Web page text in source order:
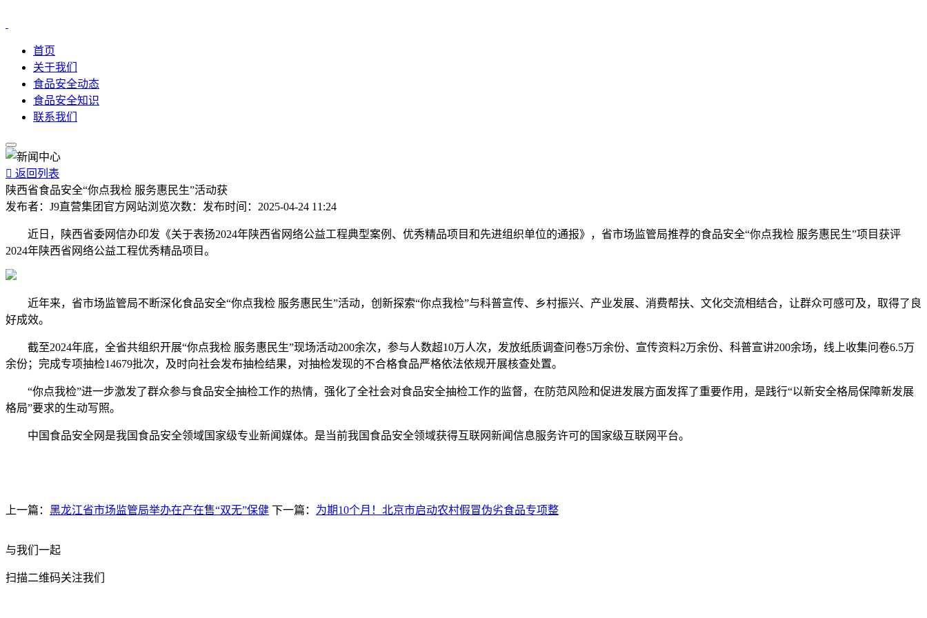
首页
关于我们
食品安全动态
食品安全知识
联系我们
 返回列表
陕西省食品安全“你点我检 服务惠民生”活动获
发布者： J9直营集团官方网站浏览次数： 发布时间： 2025-04-24 11:24
近日，陕西省委网信办印发《关于表扬2024年陕西省网络公益工程典型案例、优秀精品项目和先进组织单位的通报》，省市场监管局推荐的食品安全“你点我检 服务惠民生”项目获评
2024年陕西省网络公益工程优秀精品项目。
近年来，省市场监管局不断深化食品安全“你点我检 服务惠民生”活动，创新探索“你点我检”与科普宣传、乡村振兴、产业发展、消费帮扶、文化交流相结合，让群众可感可及，取得了良
好成效。
截至2024年底，全省共组织开展“你点我检 服务惠民生”现场活动200余次，参与人数超10万人次，发放纸质调查问卷5万余份、宣传资料2万余份、科普宣讲200余场，线上收集问卷6.5万
余份；完成专项抽检14679批次，及时向社会发布抽检结果，对抽检发现的不合格食品严格依法依规开展核查处置。
“你点我检”进一步激发了群众参与食品安全抽检工作的热情，强化了全社会对食品安全抽检工作的监督，在防范风险和促进发展方面发挥了重要作用，是践行“以新安全格局保障新发展
格局”要求的生动写照。
中国食品安全网是我国食品安全领域国家级专业新闻媒体。是当前我国食品安全领域获得互联网新闻信息服务许可的国家级互联网平台。
上一篇： 黑龙江省市场监管局举办在产在售“双无”保健 下一篇： 为期10个月！北京市启动农村假冒伪劣食品专项整
与我们一起
扫描二维码关注我们